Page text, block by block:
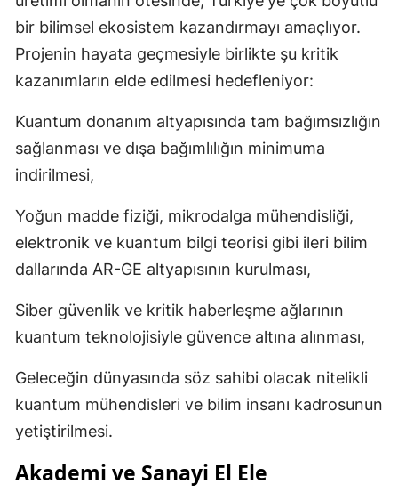
bir bilimsel ekosistem kazandırmayı amaçlıyor.
Projenin hayata geçmesiyle birlikte şu kritik
kazanımların elde edilmesi hedefleniyor:
Kuantum donanım altyapısında tam bağımsızlığın
sağlanması ve dışa bağımlılığın minimuma
indirilmesi,
Yoğun madde fiziği, mikrodalga mühendisliği,
elektronik ve kuantum bilgi teorisi gibi ileri bilim
dallarında AR-GE altyapısının kurulması,
Siber güvenlik ve kritik haberleşme ağlarının
kuantum teknolojisiyle güvence altına alınması,
Geleceğin dünyasında söz sahibi olacak nitelikli
kuantum mühendisleri ve bilim insanı kadrosunun
yetiştirilmesi.
Akademi ve Sanayi El Ele